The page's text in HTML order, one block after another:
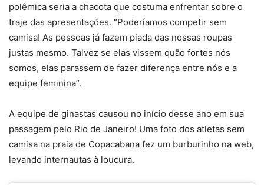
polêmica seria a chacota que costuma enfrentar sobre o
traje das apresentações. “Poderíamos competir sem
camisa! As pessoas já fazem piada das nossas roupas
justas mesmo. Talvez se elas vissem quão fortes nós
somos, elas parassem de fazer diferença entre nós e a
equipe feminina”.
A equipe de ginastas causou no início desse ano em sua
passagem pelo Rio de Janeiro! Uma foto dos atletas sem
camisa na praia de Copacabana fez um burburinho na web,
levando internautas à loucura.